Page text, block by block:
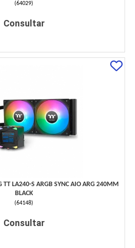
(64029)
Consultar
TT LA240-S ARGB SYNC AIO ARG 240MM
BLACK
(64148)
Consultar